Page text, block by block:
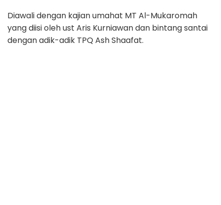
Diawali dengan kajian umahat MT Al-Mukaromah
yang diisi oleh ust Aris Kurniawan dan bintang santai
dengan adik-adik TPQ Ash Shaafat.